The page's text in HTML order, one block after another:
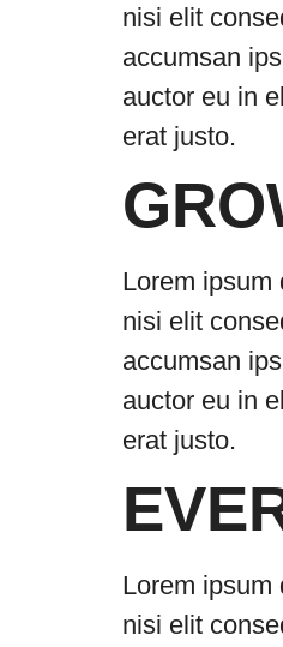
nisi elit
accumsan
auctor eu in
erat justo.
Lorem ipsum
nisi elit
accumsan
auctor eu in
erat justo.
Lorem ipsum
nisi elit